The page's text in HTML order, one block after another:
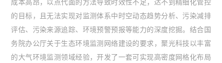
成本高昂，以点代面的方法导致时效性不足，达不到精细化管控
的目标，且无法实现对监测体系中时空动态趋势分析、污染减排
评估、污染来源追踪、环境预警预报等能力的深度挖掘。结合国
务院办公厅关于生态环境监测网络建设的要求，聚光科技以丰富
的大气环境监测领域经验，开发了一套可实现高密度网格化布局